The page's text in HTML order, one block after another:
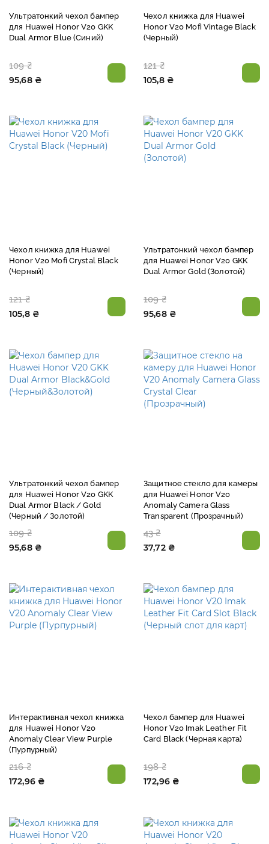
Ультратонкий чехол бампер
для Huawei Honor V20 GKK
Dual Armor Blue (Синий)
109 ₴
95,68 ₴
Чехол книжка для Huawei
Honor V20 Mofi Vintage Black
(Черный)
121 ₴
105,8 ₴
Чехол книжка для Huawei
Honor V20 Mofi Crystal Black
(Черный)
121 ₴
105,8 ₴
Ультратонкий чехол бампер
для Huawei Honor V20 GKK
Dual Armor Gold (Золотой)
109 ₴
95,68 ₴
Ультратонкий чехол бампер
для Huawei Honor V20 GKK
Dual Armor Black / Gold
(Черный / Золотой)
109 ₴
95,68 ₴
Защитное стекло для камеры
для Huawei Honor V20
Anomaly Camera Glass
Transparent (Прозрачный)
43 ₴
37,72 ₴
Интерактивная чехол книжка
для Huawei Honor V20
Anomaly Clear View Purple
(Пурпурный)
216 ₴
172,96 ₴
Чехол бампер для Huawei
Honor V20 Imak Leather Fit
Card Black (Черная карта)
198 ₴
172,96 ₴